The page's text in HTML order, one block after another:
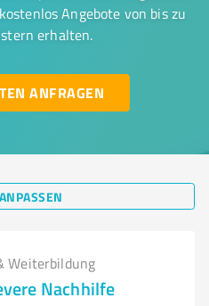
Angebote von bis zu
erhalten.
ANFRAGEN
Weiterbildung
Nachhilfe